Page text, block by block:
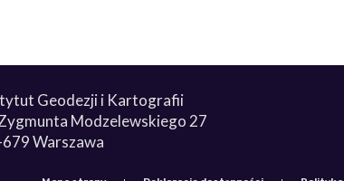
Geodezji i Kartografii
Modzelewskiego 27
Warszawa